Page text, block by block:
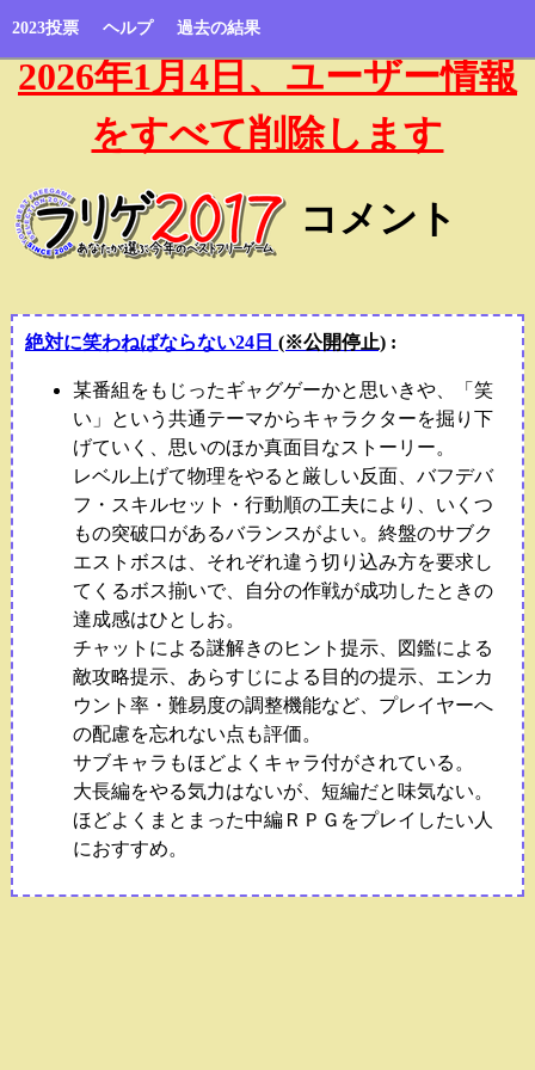
2023投票 ヘルプ 過去の結果
2026年1月4日、ユーザー情報
をすべて削除します
コメント
絶対に笑わねばならない24日 (※公開停止):
某番組をもじったギャグゲーかと思いきや、「笑
い」という共通テーマからキャラクターを掘り下
げていく、思いのほか真面目なストーリー。
レベル上げて物理をやると厳しい反面、バフデバ
フ・スキルセット・行動順の工夫により、いくつ
もの突破口があるバランスがよい。終盤のサブク
エストボスは、それぞれ違う切り込み方を要求し
てくるボス揃いで、自分の作戦が成功したときの
達成感はひとしお。
チャットによる謎解きのヒント提示、図鑑による
敵攻略提示、あらすじによる目的の提示、エンカ
ウント率・難易度の調整機能など、プレイヤーへ
の配慮を忘れない点も評価。
サブキャラもほどよくキャラ付がされている。
大長編をやる気力はないが、短編だと味気ない。
ほどよくまとまった中編ＲＰＧをプレイしたい人
におすすめ。